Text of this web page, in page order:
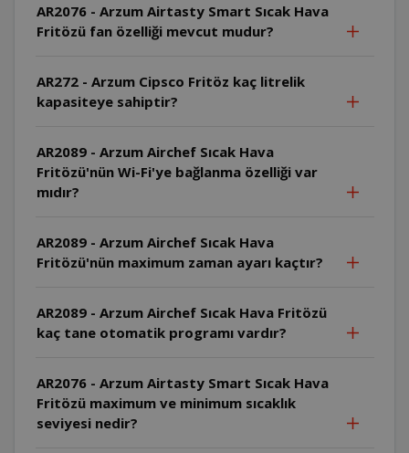
AR2076 - Arzum Airtasty Smart Sıcak Hava
Fritözü fan özelliği mevcut mudur?
AR272 - Arzum Cipsco Fritöz kaç litrelik
kapasiteye sahiptir?
AR2089 - Arzum Airchef Sıcak Hava
Fritözü'nün Wi-Fi'ye bağlanma özelliği var
mıdır?
AR2089 - Arzum Airchef Sıcak Hava
Fritözü'nün maximum zaman ayarı kaçtır?
AR2089 - Arzum Airchef Sıcak Hava Fritözü
kaç tane otomatik programı vardır?
AR2076 - Arzum Airtasty Smart Sıcak Hava
Fritözü maximum ve minimum sıcaklık
seviyesi nedir?